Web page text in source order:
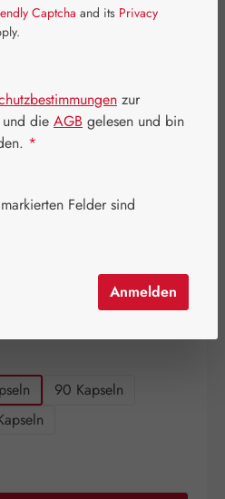
90 Kapseln
den gewünschten
Captcha and its Privacy
zur
und die AGB gelesen und bin
*
Felder sind
Anmelden